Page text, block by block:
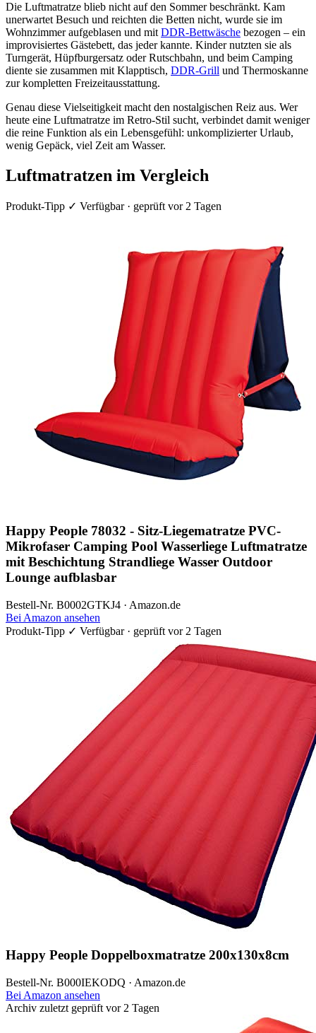
Die Luftmatratze blieb nicht auf den Sommer beschränkt. Kam
unerwartet Besuch und reichten die Betten nicht, wurde sie im
Wohnzimmer aufgeblasen und mit DDR-Bettwäsche bezogen – ein
improvisiertes Gästebett, das jeder kannte. Kinder nutzten sie als
Turngerät, Hüpfburgersatz oder Rutschbahn, und beim Camping
diente sie zusammen mit Klapptisch, DDR-Grill und Thermoskanne
zur kompletten Freizeitausstattung.
Genau diese Vielseitigkeit macht den nostalgischen Reiz aus. Wer
heute eine Luftmatratze im Retro-Stil sucht, verbindet damit weniger
die reine Funktion als ein Lebensgefühl: unkomplizierter Urlaub,
wenig Gepäck, viel Zeit am Wasser.
Luftmatratzen im Vergleich
Produkt-Tipp ✓ Verfügbar · geprüft vor 2 Tagen
Happy People 78032 - Sitz-Liegematratze PVC-
Mikrofaser Camping Pool Wasserliege Luftmatratze
mit Beschichtung Strandliege Wasser Outdoor
Lounge aufblasbar
Bestell-Nr. B0002GTKJ4 · Amazon.de
Bei Amazon ansehen
Produkt-Tipp ✓ Verfügbar · geprüft vor 2 Tagen
Happy People Doppelboxmatratze 200x130x8cm
Bestell-Nr. B000IEKODQ · Amazon.de
Bei Amazon ansehen
Archiv zuletzt geprüft vor 2 Tagen